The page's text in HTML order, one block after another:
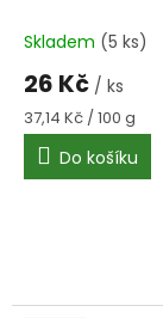
Skladem (5 ks)
26 Kč / ks
Měrná
cena:
37,14 Kč / 100 g
Do košíku